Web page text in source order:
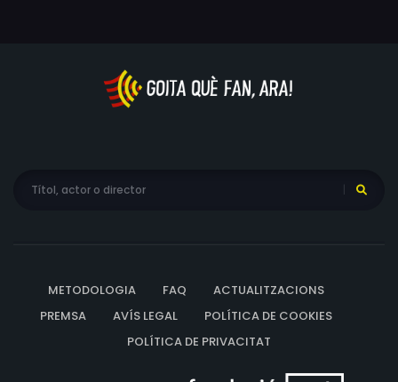
METODOLOGIA FAQ
ACTUALITZACIONS
PREMSA
AVÍS LEGAL
POLÍTICA DE COOKIES
POLÍTICA DE PRIVACITAT